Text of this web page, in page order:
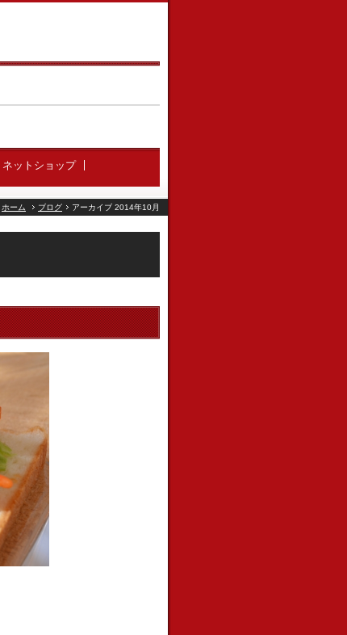
ネットショップ
ホーム ブログ アーカイブ 2014年10月